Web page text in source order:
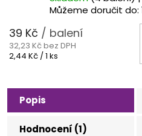
Můžeme doručit do:
39 Kč / balení
32,23 Kč bez DPH
Měrná
2,44 Kč / 1 ks
Popis
Hodnocení (1)